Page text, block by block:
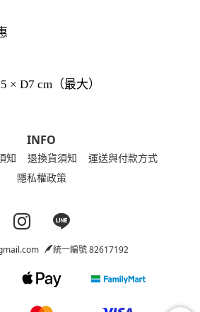
× D7 cm（最大）
INFO
知 退換貨須知
運送與付款方式
隱私權政策
Instagram page
Line page
統一編號 82617192